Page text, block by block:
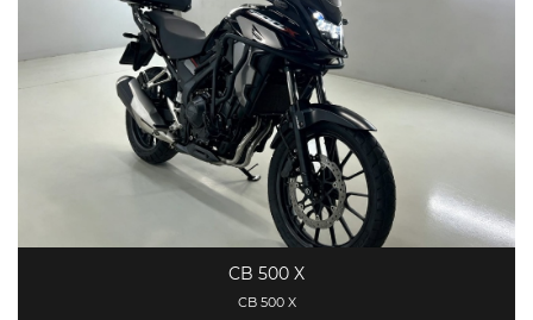
CB 500 X
CB 500 X